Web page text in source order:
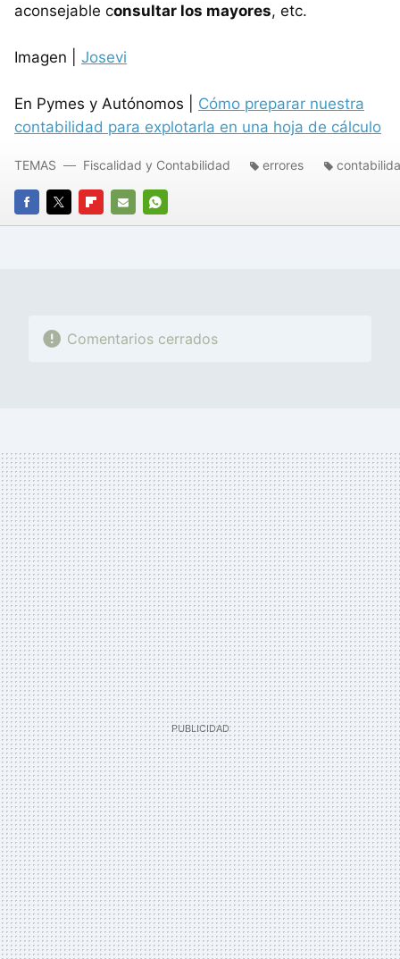
aconsejable consultar los mayores, etc.
Imagen | Josevi
En Pymes y Autónomos | Cómo preparar nuestra
contabilidad para explotarla en una hoja de cálculo
FACEBOOK
TWITTERFLIPBOARD
E-
WHATSAPP
TEMAS Fiscalidad y Contabilidad errores
Comentarios cerrados